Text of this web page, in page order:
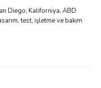
Diego, Kaliforniya, ABD
test, işletme ve bakım